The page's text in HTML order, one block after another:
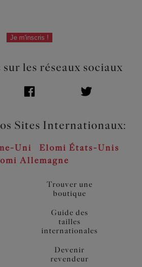
Je m'inscris !
les réseaux sociaux
Sites Internationaux:
Uni
Elomi États-Unis
Allemagne
Trouver une
boutique
Guide des
tailles
internationales
Devenir
revendeur